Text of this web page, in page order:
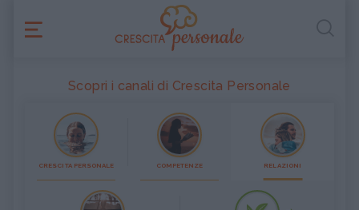
Scopri i canali di Crescita Personale
CRESCITA PERSONALE COMPETENZE RELAZIONI